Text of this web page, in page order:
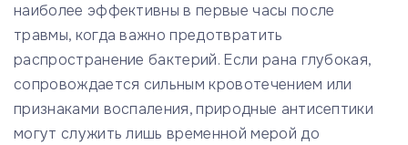
наиболее эффективны в первые часы после
травмы, когда важно предотвратить
распространение бактерий. Если рана глубокая,
сопровождается сильным кровотечением или
признаками воспаления, природные антисептики
могут служить лишь временной мерой до